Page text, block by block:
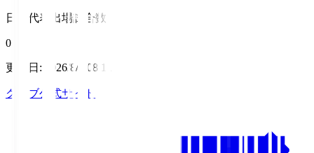
日本代表出場試合数
0
更新日 : 2026/8/7 08:11
クラブ公式サイト